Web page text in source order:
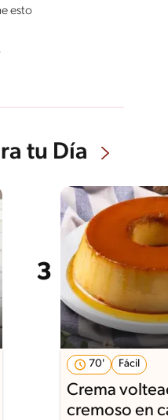
esto
tu Día
70' Fácil
Crema
cremoso en